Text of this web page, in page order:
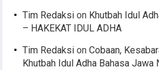
Tim Redaksi on Khutbah Idul
– HAKEKAT IDUL ADHA
Tim Redaksi onCobaan,
Khutbah Idul Adha Bahasa Jawa